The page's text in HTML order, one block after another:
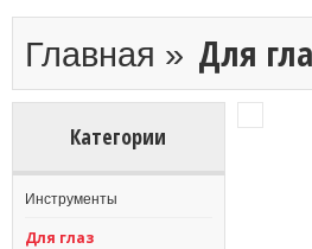
Главная » Для
Категории
Инструменты
Для глаз